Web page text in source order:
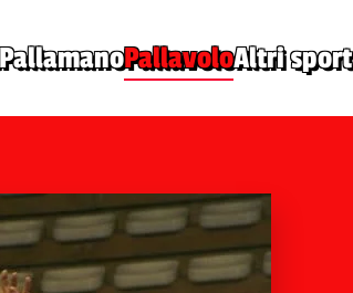
PallamanoPallavoloAltri sport